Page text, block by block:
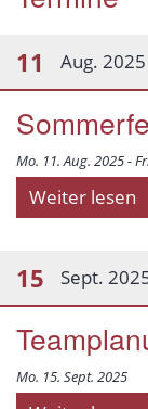
11 Aug. 2025
Mo. 11. Aug. 2025 -
Weiter lesen
15 Sept.
Mo. 15. Sept. 2025